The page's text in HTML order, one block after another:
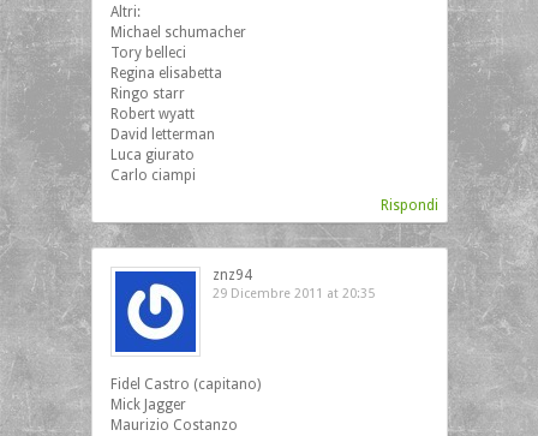
Altri:
Michael schumacher
Tory belleci
Regina elisabetta
Ringo starr
Robert wyatt
David letterman
Luca giurato
Carlo ciampi
Rispondi
znz94
29 Dicembre 2011 at 20:35
Fidel Castro (capitano)
Mick Jagger
Maurizio Costanzo